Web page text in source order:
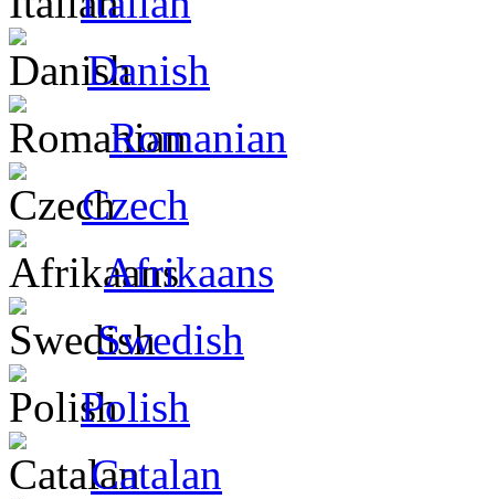
Danish
Romanian
Czech
Afrikaans
Swedish
Polish
Catalan